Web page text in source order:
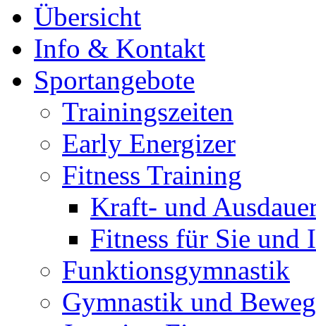
Übersicht
Info & Kontakt
Sportangebote
Trainingszeiten
Early Energizer
Fitness Training
Kraft- und
Fitness für Sie und
Funktionsgymnastik
Gymnastik und